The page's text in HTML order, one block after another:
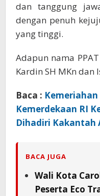
dan tanggung
dengan penuh
yang tinggi.
​Adapun nama
Kardin SH MKn dan
Baca :
Kemerdekaan RI
Dihadiri Kakantah
BACA JUGA
Wali Kota
Peserta Eco